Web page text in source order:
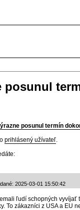
posunul
posunul termín
prihlásený užívateľ.
2025-03-01 15:50:42
ľudí schopných vyvíjať
To zákazníci z USA a EU